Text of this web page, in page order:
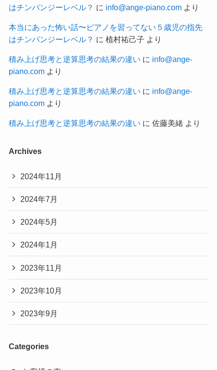
はチンパンジーレベル？ に info@ange-piano.comより
本当にあった怖い話〜ピアノを習ってない５歳児の指先
はチンパンジーレベル？ に 植村祐己子 より
積み上げ思考と逆算思考の結果の違い に info@ange-
piano.comより
積み上げ思考と逆算思考の結果の違い に info@ange-
piano.comより
積み上げ思考と逆算思考の結果の違い に 佐藤美緒より
Archives
2024年11月
2024年7月
2024年5月
2024年1月
2023年11月
2023年10月
2023年9月
Categories